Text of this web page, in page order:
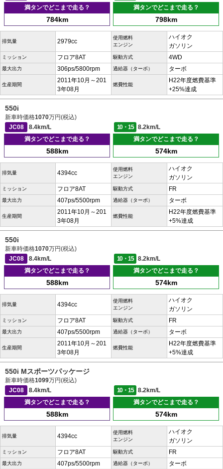
満タンでどこまで走る？
784km
満タンでどこまで走る？
798km
排気量 2979cc
使用燃料
エンジン
ハイオク
ガソリン
ミッション フロア8AT 駆動方式 4WD
最大出力 306ps/5800rpm 過給器（ターボ） ターボ
生産期間
2011年10月～201
3年08月
燃費性能
H22年度燃費基準
+25%達成
550i
新車時価格1070万円(税込)
JC08
8.4km/L 10・15
8.2km/L
満タンでどこまで走る？
588km
満タンでどこまで走る？
574km
排気量 4394cc
使用燃料
エンジン
ハイオク
ガソリン
ミッション フロア8AT 駆動方式 FR
最大出力 407ps/5500rpm 過給器（ターボ） ターボ
生産期間
2011年10月～201
3年08月
燃費性能
H22年度燃費基準
+5%達成
550i
新車時価格1070万円(税込)
JC08
8.4km/L 10・15
8.2km/L
満タンでどこまで走る？
588km
満タンでどこまで走る？
574km
排気量 4394cc
使用燃料
エンジン
ハイオク
ガソリン
ミッション フロア8AT 駆動方式 FR
最大出力 407ps/5500rpm 過給器（ターボ） ターボ
生産期間
2011年10月～201
3年08月
燃費性能
H22年度燃費基準
+5%達成
550i Mスポーツパッケージ
新車時価格1099万円(税込)
JC08
8.4km/L 10・15
8.2km/L
満タンでどこまで走る？
588km
満タンでどこまで走る？
574km
排気量 4394cc
使用燃料
エンジン
ハイオク
ガソリン
ミッション フロア8AT 駆動方式 FR
最大出力 407ps/5500rpm 過給器（ターボ） ターボ